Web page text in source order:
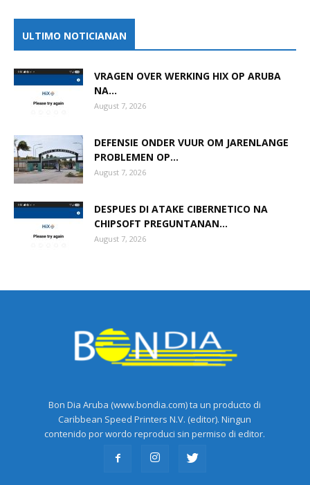
ULTIMO NOTICIANAN
VRAGEN OVER WERKING HIX OP ARUBA
NA...
August 7, 2026
DEFENSIE ONDER VUUR OM JARENLANGE
PROBLEMEN OP...
August 7, 2026
DESPUES DI ATAKE CIBERNETICO NA
CHIPSOFT PREGUNTANAN...
August 7, 2026
Bon Dia Aruba (www.bondia.com) ta un producto di
Caribbean Speed Printers N.V. (editor). Ningun
contenido por wordo reproduci sin permiso di editor.